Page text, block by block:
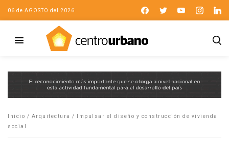
06 de AGOSTO del 2026
Inicio / Arquitectura /
Impulsar el diseño y construcción de vivienda
social